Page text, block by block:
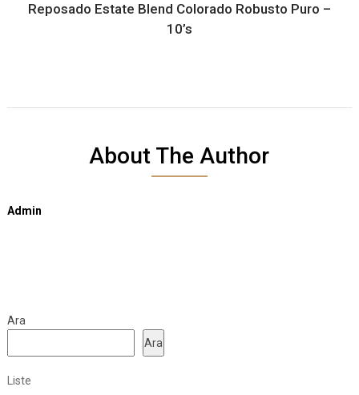
Reposado Estate Blend Colorado Robusto Puro –
10’s
About The Author
Admin
Ara
Ara
Liste